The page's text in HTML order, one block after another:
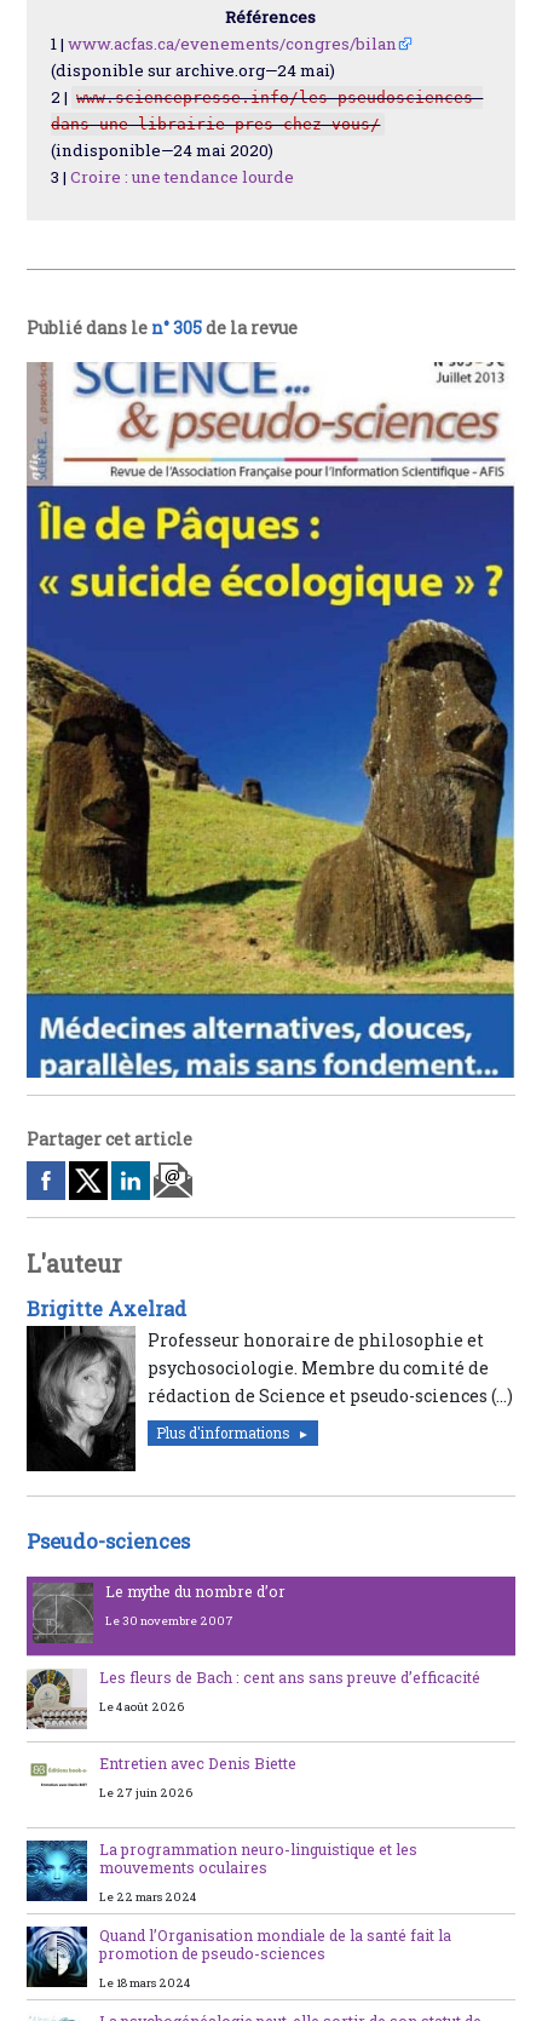
Références
1 |www.acfas.ca/evenements/congres/bilan
(disponible sur archive.org—24 mai)
2 | www.sciencepresse.info/les-pseudosciences-
dans-une-librairie-pres-chez-vous/
(indisponible—24 mai 2020)
3 |Croire : une tendance lourde
Publié dans le n° 305de la revue
Partager cet article
L'auteur
Brigitte Axelrad
Professeur honoraire de philosophie et
psychosociologie. Membre du comité de
rédaction de Science et pseudo-sciences (…)
Plus d'informations
Pseudo-sciences
Le mythe du nombre d’or
Le 30 novembre 2007
Les fleurs de Bach : cent ans sans preuve d’efficacité
Le 4 août 2026
Entretien avec Denis Biette
Le 27 juin 2026
La programmation neuro-linguistique et les
mouvements oculaires
Le 22 mars 2024
Quand l’Organisation mondiale de la santé fait la
promotion de pseudo-sciences
Le 18 mars 2024